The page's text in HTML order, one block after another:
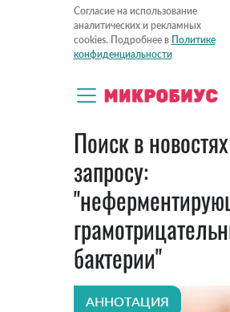
Согласие на использование
аналитических и рекламных
cookies. Подробнее в Политике
конфиденциальности
Поиск в
запросу:
бактерии"
АННОТАЦИЯ